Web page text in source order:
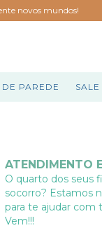
novos mundos!
PAREDE SALE
ATENDIMENTO
O quarto dos seus
socorro? Estamos
para te ajudar com
Vem!!!